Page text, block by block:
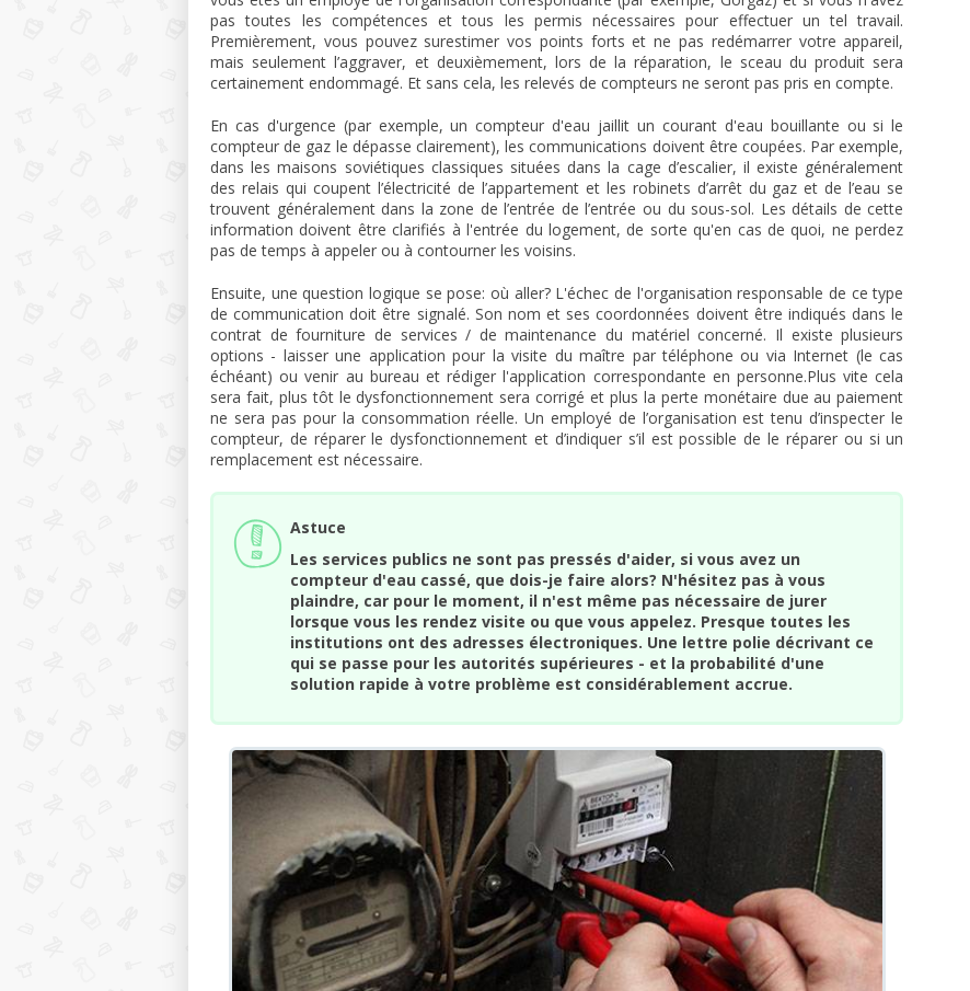
pas toutes les compétences et tous les permis nécessaires pour effectuer un tel travail.
Premièrement, vous pouvez surestimer vos points forts et ne pas redémarrer votre appareil,
mais seulement l’aggraver, et deuxièmement, lors de la réparation, le sceau du produit sera
certainement endommagé. Et sans cela, les relevés de compteurs ne seront pas pris en compte.
En cas d'urgence (par exemple, un compteur d'eau jaillit un courant d'eau bouillante ou si le
compteur de gaz le dépasse clairement), les communications doivent être coupées. Par exemple,
dans les maisons soviétiques classiques situées dans la cage d’escalier, il existe généralement
des relais qui coupent l’électricité de l’appartement et les robinets d’arrêt du gaz et de l’eau se
trouvent généralement dans la zone de l’entrée de l’entrée ou du sous-sol. Les détails de cette
information doivent être clarifiés à l'entrée du logement, de sorte qu'en cas de quoi, ne perdez
pas de temps à appeler ou à contourner les voisins.
Ensuite, une question logique se pose: où aller? L'échec de l'organisation responsable de ce type
de communication doit être signalé. Son nom et ses coordonnées doivent être indiqués dans le
contrat de fourniture de services / de maintenance du matériel concerné. Il existe plusieurs
options - laisser une application pour la visite du maître par téléphone ou via Internet (le cas
échéant) ou venir au bureau et rédiger l'application correspondante en personne.Plus vite cela
sera fait, plus tôt le dysfonctionnement sera corrigé et plus la perte monétaire due au paiement
ne sera pas pour la consommation réelle. Un employé de l’organisation est tenu d’inspecter le
compteur, de réparer le dysfonctionnement et d’indiquer s’il est possible de le réparer ou si un
remplacement est nécessaire.
Astuce
Les services publics ne sont pas pressés d'aider, si vous avez un
compteur d'eau cassé, que dois-je faire alors? N'hésitez pas à vous
plaindre, car pour le moment, il n'est même pas nécessaire de jurer
lorsque vous les rendez visite ou que vous appelez. Presque toutes les
institutions ont des adresses électroniques. Une lettre polie décrivant ce
qui se passe pour les autorités supérieures - et la probabilité d'une
solution rapide à votre problème est considérablement accrue.